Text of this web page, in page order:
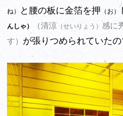
ね） と腰の板に金箔を押 （お）
んしゃ）
（清涼 （せいりょう） 感に
す） が張りつめられていたの